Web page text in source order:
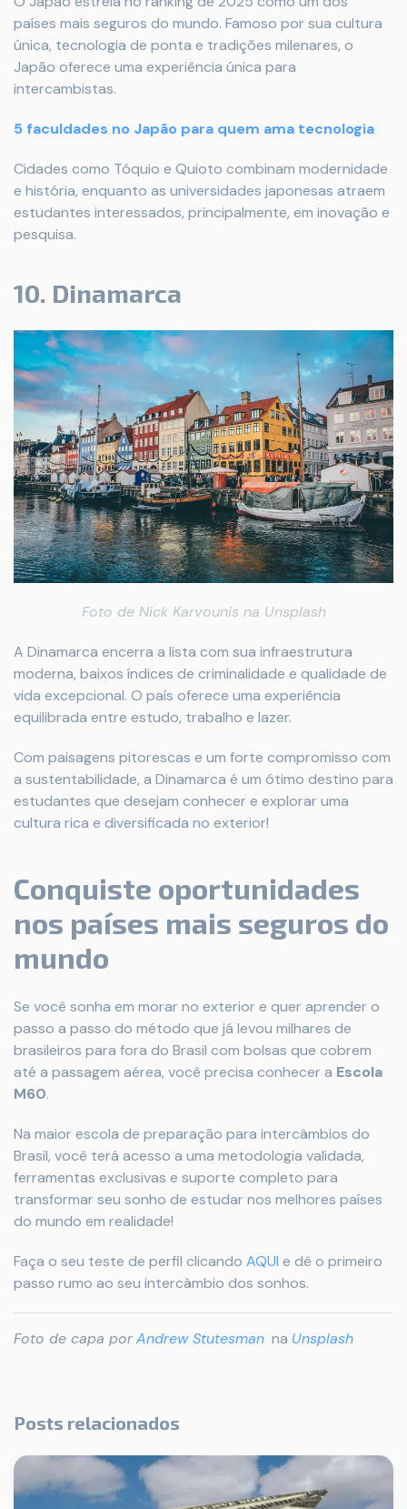
países mais seguros do mundo. Famoso por sua cultura
única, tecnologia de ponta e tradições milenares, o
Japão oferece uma experiência única para
intercambistas.
5 faculdades no Japão para quem ama tecnologia
Cidades como Tóquio e Quioto combinam modernidade
e história, enquanto as universidades japonesas atraem
estudantes interessados, principalmente, em inovação e
pesquisa.
10. Dinamarca
Foto de Nick Karvounis na Unsplash
A Dinamarca encerra a lista com sua infraestrutura
moderna, baixos índices de criminalidade e qualidade de
vida excepcional. O país oferece uma experiência
equilibrada entre estudo, trabalho e lazer.
Com paisagens pitorescas e um forte compromisso com
a sustentabilidade, a Dinamarca é um ótimo destino para
estudantes que desejam conhecer e explorar uma
cultura rica e diversificada no exterior!
Conquiste oportunidades
nos países mais seguros do
mundo
Se você sonha em morar no exterior e quer aprender o
passo a passo do método que já levou milhares de
brasileiros para fora do Brasil com bolsas que cobrem
até a passagem aérea, você precisa conhecer a Escola
M60.
Na maior escola de preparação para intercâmbios do
Brasil, você terá acesso a uma metodologia validada,
ferramentas exclusivas e suporte completo para
transformar seu sonho de estudar nos melhores países
do mundo em realidade!
Faça o seu teste de perfil clicando AQUI e dê o primeiro
passo rumo ao seu intercâmbio dos sonhos.
Foto de capa porAndrew Stutesman na Unsplash
Posts relacionados